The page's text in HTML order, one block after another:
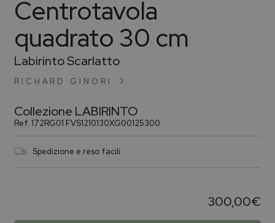
RICHARD GINORI
Centrotavola
quadrato 30 cm
Labirinto Scarlatto
Collezione LABIRINTO
Ref. 172RG01 FVS1210130XG00125300
Spedizione e reso facili
300,00€